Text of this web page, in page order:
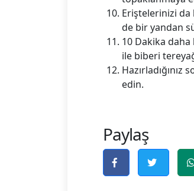
Eriştelerinizi da
de bir yandan
10 Dakika
ile biberi
edin.
Paylaş